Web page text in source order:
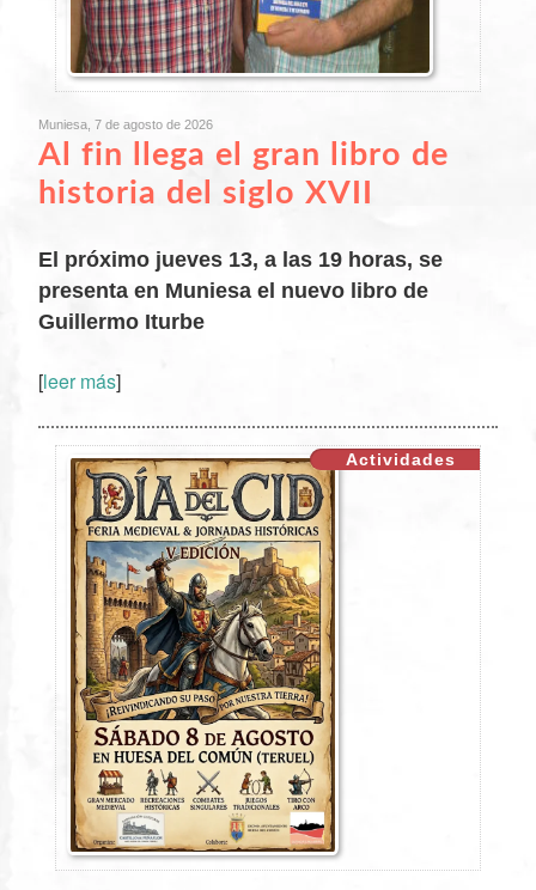
Muniesa, 7 de agosto de 2026
Al fin llega el gran libro de
historia del siglo XVII
El próximo jueves 13, a las 19 horas, se
presenta en Muniesa el nuevo libro de
Guillermo Iturbe
[leer más]
Actividades